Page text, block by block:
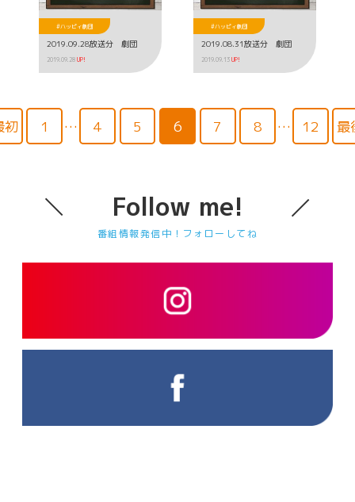
#ハッピィ劇団
2019.09.28放送分 劇団
2019.09.28 UP!
#ハッピィ劇団
2019.08.31放送分 劇団
2019.09.13 UP!
初 1 … 4 5 6 7 8 … 12 最
Follow me!
番組情報発信中！フォローしてね